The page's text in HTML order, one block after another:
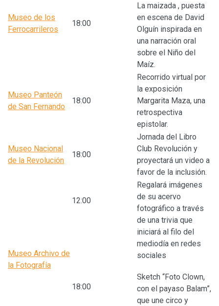
Museo de los
Ferrocarrileros
18:00
La maizada , puesta
en escena de David
Olguín inspirada en
una narración oral
sobre el Niño del
Maíz.
Museo Panteón
de San Fernando
18:00
Recorrido virtual por
la exposición
Margarita Maza, una
retrospectiva
epistolar.
Museo Nacional
de la Revolución
18:00
Jornada del Libro
Club Revolución y
proyectará un video a
favor de la inclusión.
Museo Archivo de
la Fotografía
12:00
18:00
Regalará imágenes
de su acervo
fotográfico a través
de una trivia que
iniciará al filo del
mediodía en redes
sociales
Sketch “Foto Clown,
con el payaso Balam”,
que une circo y